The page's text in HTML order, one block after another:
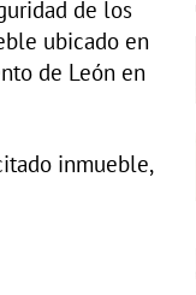
de los
ubicado en
de León en
inmueble,